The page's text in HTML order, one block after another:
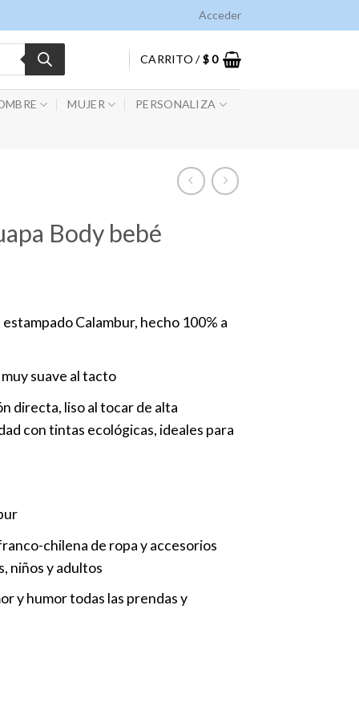
Acceder
CARRITO /$0
MUJER PERSONALIZA
Body bebé
Calambur, hecho 100% a
suave al tacto
directa, liso al tocar de alta
con tintas ecológicas, ideales para
chilena de ropa y accesorios
niños y adultos
y humor todas las prendas y